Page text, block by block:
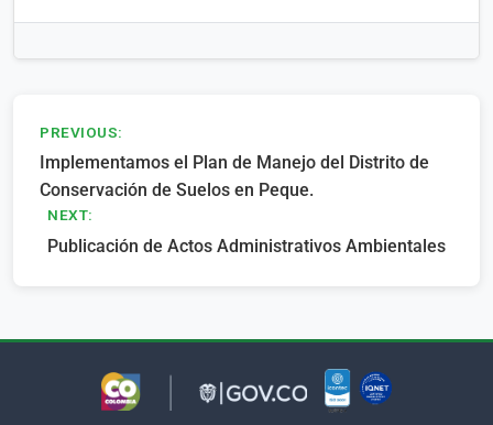
Navegación
de
entradas
PREVIOUS:
Implementamos el Plan de Manejo del Distrito de
Conservación de Suelos en Peque.
NEXT:
Publicación de Actos Administrativos Ambientales